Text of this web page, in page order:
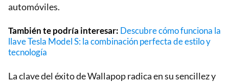
automóviles.
También te podría interesar: Descubre cómo funciona la
llave Tesla Model S: la combinación perfecta de estilo y
tecnología
La clave del éxito de Wallapop radica en su sencillez y